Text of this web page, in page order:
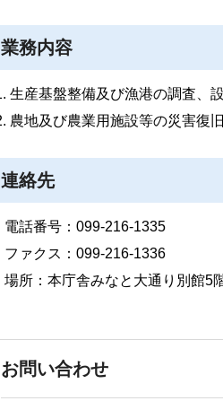
業務内容
生産基盤整備及び漁港の調査、
農地及び農業用施設等の災害復
連絡先
電話番号：099-216-1335
ファクス：099-216-1336
場所：本庁舎みなと大通り別館5
お問い合わせ